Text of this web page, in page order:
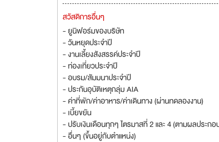
สวัสดิการอื่นๆ
- ยูนิฟอร์มของบริษัท
- วันหยุดประจำปี
- งานเลี้ยงสังสรรค์ประจำปี
- ท่องเที่ยวประจำปี
- อบรม/สัมมนาประจำปี
- ประกันอุบัติเหตุกลุ่ม AIA
- ค่าที่พัก/ค่าอาหาร/ค่าเดินทาง (ผ่านทดลองงาน)
- เบี้ยขยัน
- ปรับเงินเดือนทุกๆ ไตรมาสที่ 2 และ 4 (ตามผลประก
- อื่นๆ (ขึ้นอยู่กับตำแหน่ง)